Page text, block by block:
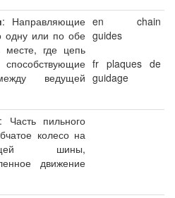
: Направляющие
одну или по обе
где цепь
ведущей
en chain
guides
fr plaques de
guidage
: Часть пильного
колесо на
шины,
движение